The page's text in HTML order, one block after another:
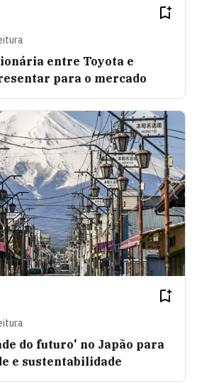
entre Toyota e
para o mercado
do futuro' no Japão para
e sustentabilidade